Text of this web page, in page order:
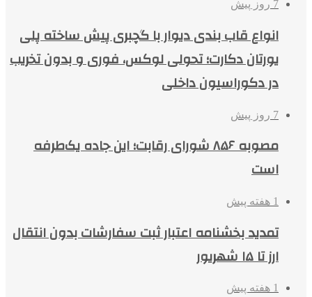
7 روز پیش
انواع قاب بندی دیوار با گچبری پیش ساخته پلی
یورتان دکارت؛ تحولی لوکس، فوری و بدون تخریب
در دکوراسیون داخلی
7 روز پیش
مصوبه ۸۵۶ شورای رقابت؛ این جاده یک‌طرفه
است
1 هفته پیش
تمدید بخشنامه اعتبار ثبت سفارشات بدون انتقال
ارز تا ۱۵ شهریور
1 هفته پیش